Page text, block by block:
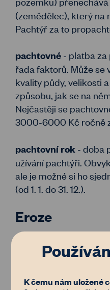
(zemědělec), který na
Pachtýř za to
pachtovné - platba za
řada faktorů. Může se
kvality půdy, velikosti
způsobu, jak se na
Nejčastěji se
3000-6000 Kč ročně
pachtovní rok - doba
užívání pachtýři.
ale je možné si ho
(od 1. 1. do 31. 12.).
Eroze
- přirozený
transportu objektů na
Při vodní nebo větrné
K čemu nám uložené